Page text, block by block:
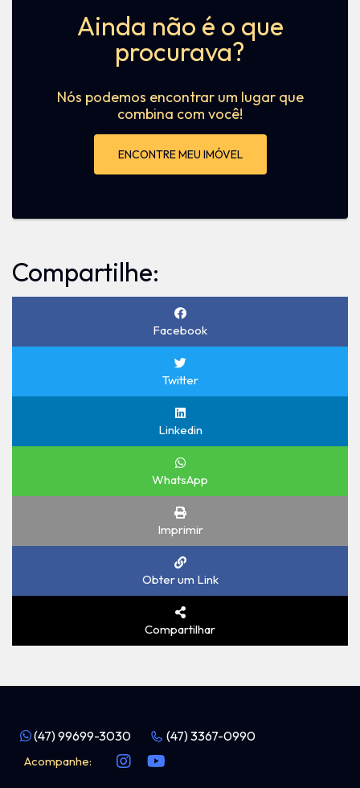
Ainda não é o que
procurava?
Nós podemos encontrar um lugar que
combina com você!
ENCONTRE MEU IMÓVEL
Compartilhe:
Facebook
Twitter
Linkedin
WhatsApp
Imprimir
Obter um Link
Compartilhar
(47) 99699-3030 (47) 3367-0990
Acompanhe: